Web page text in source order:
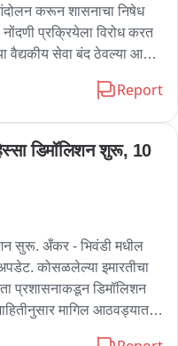
करून शासनाचा निषेध
नोंदणी प्रक्रियेला विरोध करत
वैद्यकीय सेवा बंद ठेवल्या आहेत.
प्रस्तावित 'बीएमएस-
ऑफ रेसिडेंट डॉक्टर्स,
विविध स्पेशालिस्ट
देखील आज सलग तिसऱ्या
शासनाचा निषेध नोंदविला.
सेवा बंद ठेवण्यात आल्या
अत्यावश्यक सेवाही बंद
आहे.आयएमए अकोला शाखेच्या
सुमारे २५० निवासी डॉक्टर व
सर्वोपचार रुग्णालयासह
Report
डिमॉलिशन शुरू, 10
सुरू. अँकर - भिवंडी मधील
अपडेट. कोसळलेल्या इमारतीचा
प्रशासनाकडून डिमॉलिशन
मागिल आठवड्यात